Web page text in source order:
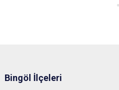
Bingöl İlçeleri